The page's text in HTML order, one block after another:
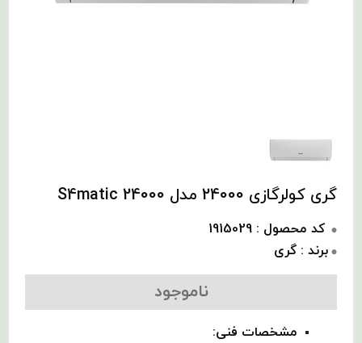
گری کولرگازی 24000 مدل S4matic 24000
کد محصول : 1915029
برند : گری
ناموجود
مشخصات فنی: